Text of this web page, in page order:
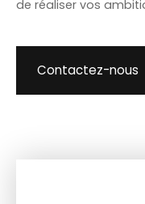
de réaliser vos
Contactez-nous